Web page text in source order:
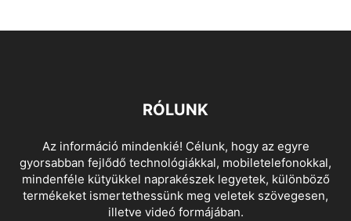
RÓLUNK
Az információ mindenkié! Célunk, hogy az egyre
gyorsabban fejlődő technológiákkal, mobiletelefonokkal,
mindenféle kütyükkel naprakészek legyetek, különböző
termékeket ismertethessünk meg veletek szövegesen,
illetve videó formájában.